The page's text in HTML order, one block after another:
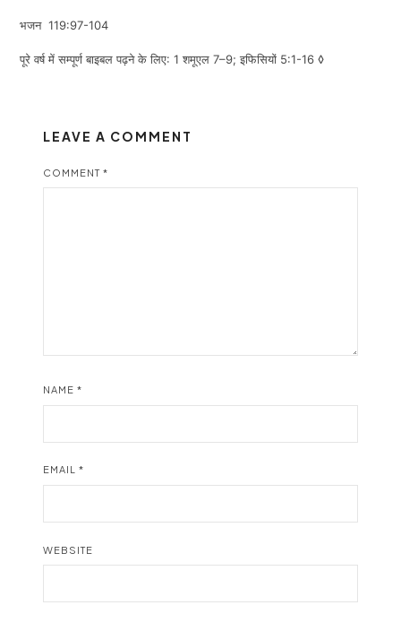
भजन 119:97-104
पूरे वर्ष में सम्पूर्ण बाइबल पढ़ने के लिए: 1 शमूएल 7–9; इफिसियों 5:1-16 ◊
LEAVE A COMMENT
COMMENT*
NAME*
EMAIL*
WEBSITE